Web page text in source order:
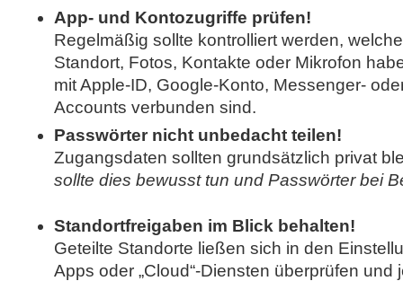
App- und Kontozugriffe prüfen!
Regelmäßig sollte kontrolliert werden,
Standort, Fotos, Kontakte oder Mikrofon
mit Apple-ID, Google-Konto, Messenger-
Accounts verbunden sind.
Passwörter nicht unbedacht teilen!
Zugangsdaten sollten grundsätzlich privat
sollte dies bewusst tun und Passwörter bei
Standortfreigaben im Blick behalten!
Geteilte Standorte ließen sich in den
Apps oder „Cloud“-Diensten überprüfen und